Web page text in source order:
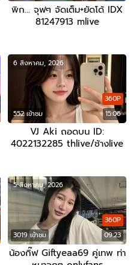
พิก… จุฟๆ จัดเต็ม+ยัดโด้ IDX
81247913 mlive
552 เข้าชม 15:06
360P
6 สิงหาคม, 2026
VJ Aki ถอดบน ID:
4022132285 thlive/ช้างlive
3019 เข้าชม 09:23
360P
5 สิงหาคม, 2026
น้องกิ๊ฟ Giftyeaa69 คู่เทพ ท่า